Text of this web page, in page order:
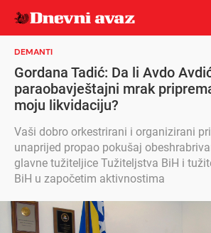
DEMANTI
Gordana Tadić: Da li Avdo
paraobavještajni mrak
moju likvidaciju?
Vaši dobro orkestrirani i organizirani
unaprijed propao pokušaj
glavne tužiteljice Tužiteljstva BiH i
BiH u započetim aktivnostima